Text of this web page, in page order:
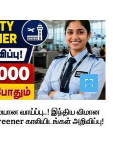
வாய்ப்பு..! இந்திய விமான
காலியிடங்கள் அறிவிப்பு!